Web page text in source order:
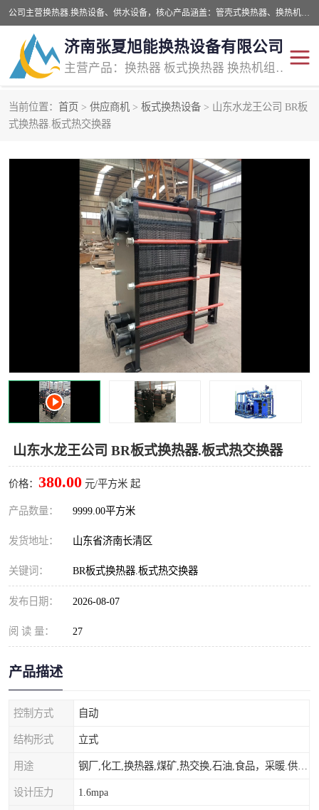
公司主营换热器.换热设备、供水设备，核心产品涵盖：管壳式换热器、换热机组、不锈钢组合式水箱、水处理设备等，提供非标设备集生产、销售、安装一体化服务，可满足全国酒店、学校、医院、商业综合体、工业项目等多场景换热与供水需求。
济南张夏旭能换热设备有限公司
主营产品：换热器 板式换热器 换热机组 供水设备 水处理设备
当前位置： 首页 > 供应商机 > 板式换热设备 > 山东水龙王公司 BR板
式换热器.板式热交换器
山东水龙王公司 BR板式换热器.板式热交换器
价格： 380.00 元/平方米 起
产品数量： 9999.00平方米
发货地址： 山东省济南长清区
关键词： BR板式换热器.板式热交换器
发布日期： 2026-08-07
阅 读 量： 27
产品描述
控制方式 自动
结构形式 立式
用途
设计压力 1.6mpa
管壳式换热器
汽水换热机组 板式换热设备
板式换热机组 定压补水装置
囊式膨胀水箱 水处理器设备
智能供水设备 锅炉辅机设备
非标加工设备